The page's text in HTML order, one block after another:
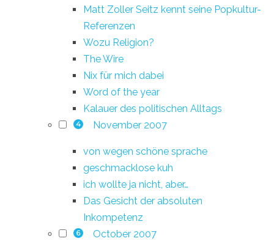
Matt Zoller Seitz kennt seine Popkultur-
Referenzen
Wozu Religion?
The Wire
Nix für mich dabei
Word of the year
Kalauer des politischen Alltags
4 November 2007
von wegen schöne sprache
geschmacklose kuh
ich wollte ja nicht, aber…
Das Gesicht der absoluten
Inkompetenz
6 October 2007